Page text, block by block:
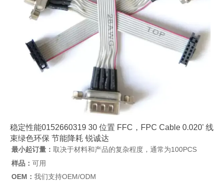
稳定性能0152660319 30 位置 FFC，FPC Cable 0.020' 线
束绿色环保 节能降耗 锐诚达
最小起订量： 取决于材料和产品的复杂程度，通常为100PCS
样品： 可用
OEM： 我们支持OEM/ODM